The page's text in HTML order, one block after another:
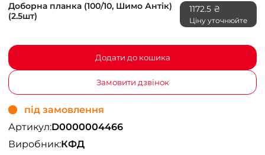
Доборна планка (100/10, Шимо Антік)
(2.5шт)
1172.5 ₴
Ціну уточнюйте
Додати до кошика
Замовити дзвінок
під замовлення
Артикул:D0000004466
Виробник:КФД